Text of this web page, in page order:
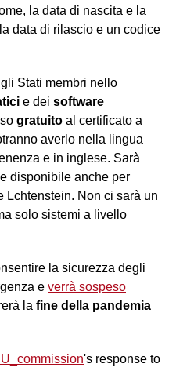
la data di nascita e la
data di rilascio e un codice
Stati membri nello
e dei software
gratuito al certificato a
averlo nella lingua
e in inglese. Sarà
disponibile anche per
Lchtenstein. Non ci sarà un
solo sistemi a livello
la sicurezza degli
e verrà sospeso
la fine della pandemia
's response to